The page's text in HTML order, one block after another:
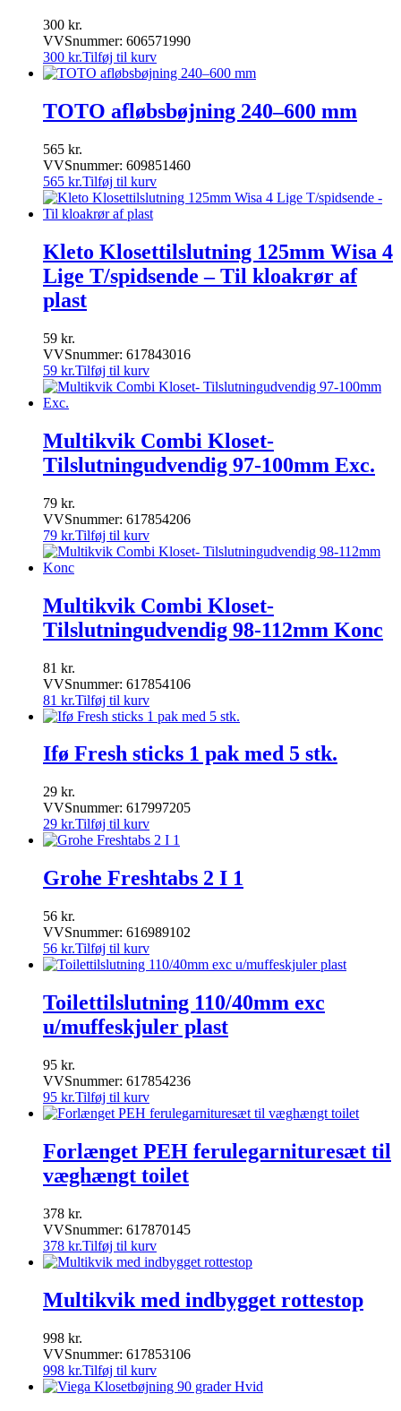
300 kr.
VVSnummer: 606571990
300 kr.Tilføj til kurv
TOTO afløbsbøjning 240–600 mm
565 kr.
VVSnummer: 609851460
565 kr.Tilføj til kurv
Kleto Klosettilslutning 125mm Wisa 4
Lige T/spidsende – Til kloakrør af
plast
59 kr.
VVSnummer: 617843016
59 kr.Tilføj til kurv
Multikvik Combi Kloset-
Tilslutningudvendig 97-100mm Exc.
79 kr.
VVSnummer: 617854206
79 kr.Tilføj til kurv
Multikvik Combi Kloset-
Tilslutningudvendig 98-112mm Konc
81 kr.
VVSnummer: 617854106
81 kr.Tilføj til kurv
Ifø Fresh sticks 1 pak med 5 stk.
29 kr.
VVSnummer: 617997205
29 kr.Tilføj til kurv
Grohe Freshtabs 2 I 1
56 kr.
VVSnummer: 616989102
56 kr.Tilføj til kurv
Toilettilslutning 110/40mm exc
u/muffeskjuler plast
95 kr.
VVSnummer: 617854236
95 kr.Tilføj til kurv
Forlænget PEH ferulegarnituresæt til
væghængt toilet
378 kr.
VVSnummer: 617870145
378 kr.Tilføj til kurv
Multikvik med indbygget rottestop
998 kr.
VVSnummer: 617853106
998 kr.Tilføj til kurv